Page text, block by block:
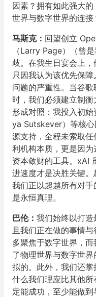
因素？拥有如此强大
世界与数字世界的连
马斯克： 回望创立
（Larry Page）（曾
歧。在我生日宴会上，
只因我认为该优先保
问题的严重性。当谷
时，我们必须建立制
形成对照：我投入初始
ya Sutskever）等核
源支持，全程未索取
利机构本质，更是因
资本敛财的工具。xAI
进速度才是决胜关键。
我们正以超越所有对
是永恒真理。
巴伦： 我们始终以打
且我们正在做的事情
多聚焦于数字世界，
了物理世界与数字世
拟的。此外，我们还
什么我们理应比其他
定能成功，至少能做